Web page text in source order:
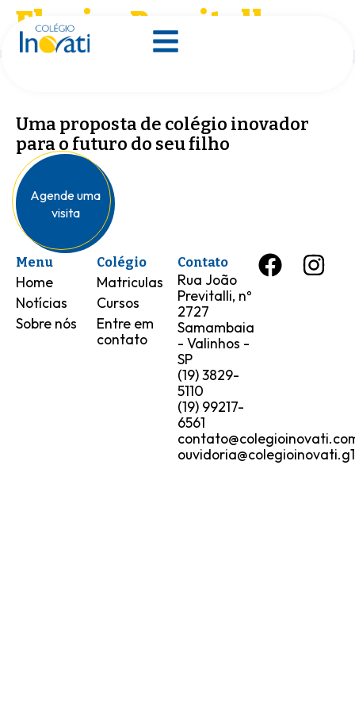
Elenice Previtalle
Uma proposta de colégio inovador
para o futuro do seu filho
Agende uma
visita
Menu
Home
Notícias
Sobre nós
Colégio
Matriculas
Cursos
Entre em
contato
Contato
Rua João
Previtalli, nº
2727
Samambaia
- Valinhos -
SP
(19) 3829-
5110
(19) 99217-
6561